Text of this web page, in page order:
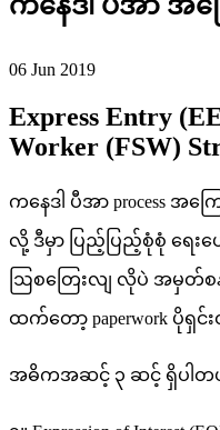
06 Jun 2019
Express Entry
Worker (FSW)
ကနေဒါ ပီအာ process အက
လို့ ဒီမှာ ပြည့်ပြည့်စုံစုံ ရေး
ဩစတြေးလျ လိုပဲ အမှတ်စန
ထက်တော့ paperwork ပို
အဓိကအဆင့် ၃ ဆင့် ရှိပါတ